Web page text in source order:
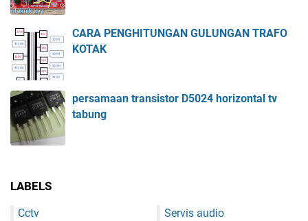
CARA PENGHITUNGAN GULUNGAN TRAFO
KOTAK
persamaan transistor D5024 horizontal tv
tabung
LABELS
Cctv
Servis audio